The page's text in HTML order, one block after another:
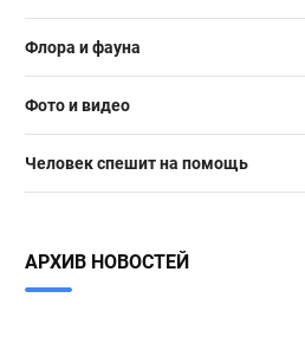
Флора и фауна
Фото и видео
Человек спешит на помощь
АРХИВ НОВОСТЕЙ